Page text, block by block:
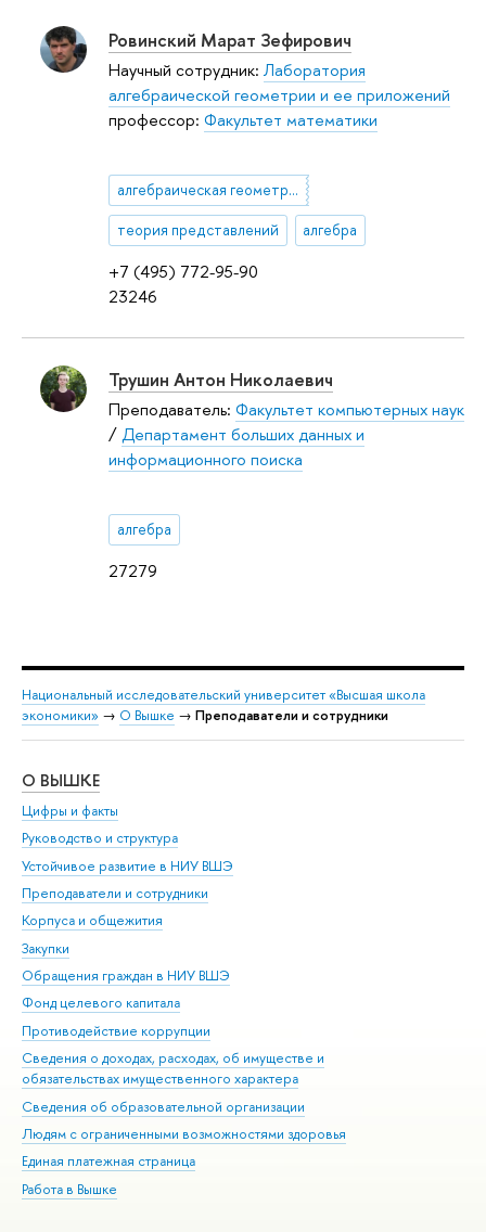
+7 (495) 772-95-90
23246
Ровинский Марат Зефирович
Научный сотрудник: Лаборатория
алгебраической геометрии и ее приложений
профессор: Факультет математики
алгебраическая геометрия
теория представлений алгебра
27279
Трушин Антон Николаевич
Преподаватель: Факультет компьютерных наук
/Департамент больших данных и
информационного поиска
алгебра
Национальный исследовательский университет «Высшая школа
экономики» → О Вышке → Преподаватели и сотрудники
О ВЫШКЕ
Цифры и факты
Руководство и структура
Устойчивое развитие в НИУ ВШЭ
Преподаватели и сотрудники
Корпуса и общежития
Закупки
Обращения граждан в НИУ ВШЭ
Фонд целевого капитала
Противодействие коррупции
Сведения о доходах, расходах, об имуществе и
обязательствах имущественного характера
Сведения об образовательной организации
Людям с ограниченными возможностями здоровья
Единая платежная страница
Работа в Вышке